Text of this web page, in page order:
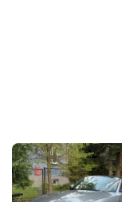
GÉPJÁRMŰ-
Leírás
Ez a 2003-as BMW